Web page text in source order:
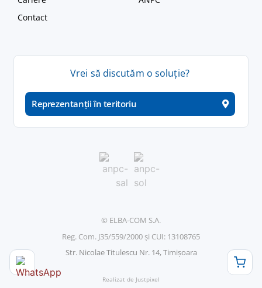
Contact
Vrei să discutăm osoluție?
Reprezentanții în teritoriu
© ELBA-COM S.A.
Reg. Com. J35/559/2000 și CUI: 13108765
Str. Nicolae Titulescu Nr. 14, Timișoara
Realizat de Justpixel